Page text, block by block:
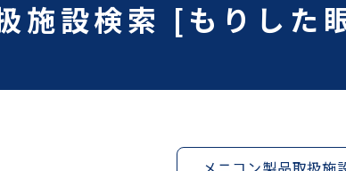
施設検索 [もりした